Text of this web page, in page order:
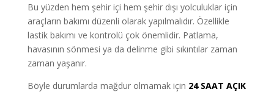
Bu yüzden hem şehir içi hem şehir dışı yolculuklar için
araçların bakımı düzenli olarak yapılmalıdır. Özellikle
lastik bakımı ve kontrolü çok önemlidir. Patlama,
havasının sönmesi ya da delinme gibi sıkıntılar zaman
zaman yaşanır.
Böyle durumlarda mağdur olmamak için 24 SAAT AÇIK